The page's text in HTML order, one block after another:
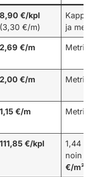
8,90 €/kpl
(3,30 €/m)
ja metrihinta
2,69 €/m Metrihinta
2,00 €/m Metrihinta
1,15 €/m Metrihinta
111,85 €/kpl
1,44 m²,
noin
€/m²